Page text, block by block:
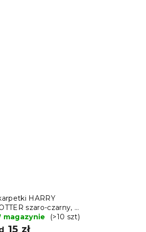
HARRY
szaro-czarny, 4
- różne rozmiary
magazynie (>10 szt)
15 zł